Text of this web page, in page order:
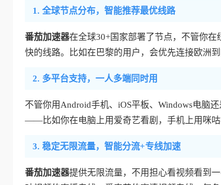
1. 全球节点分布，智能推荐最优线路
番茄加速器在全球30+国家部署了节点，不管你
快的线路。比如在巴黎的用户，会优先连接欧洲
2. 多平台支持，一人多端同时用
不管你用Android手机、iOS平板、Windows电脑还
——比如你在电脑上用爱奇艺看剧，手机上用咪咕
3. 稳定无限流量，智能分流+专线加速
番茄加速器提供无限流量，不用担心看视频看到